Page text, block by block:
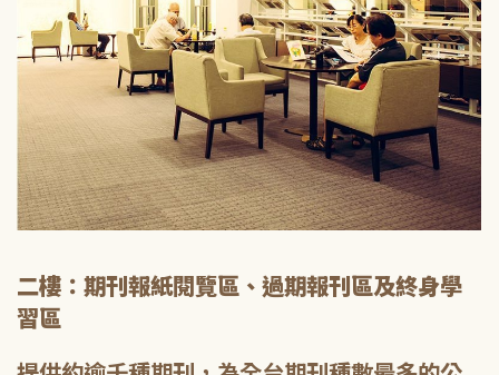
二樓：期刊報紙閱覽區、過期報刊區及終身學
習區